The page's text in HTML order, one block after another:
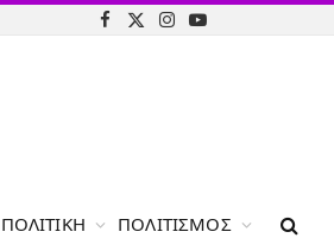
Facebook
X
Instagram
YouTube
ΠΟΛΙΤΙΣΜΌΣ